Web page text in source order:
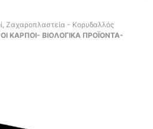
Ζαχαροπλαστεία - Κορυδαλλός
ΚΑΡΠΟΙ- ΒΙΟΛΟΓΙΚΑ ΠΡΟΪΟΝΤΑ-